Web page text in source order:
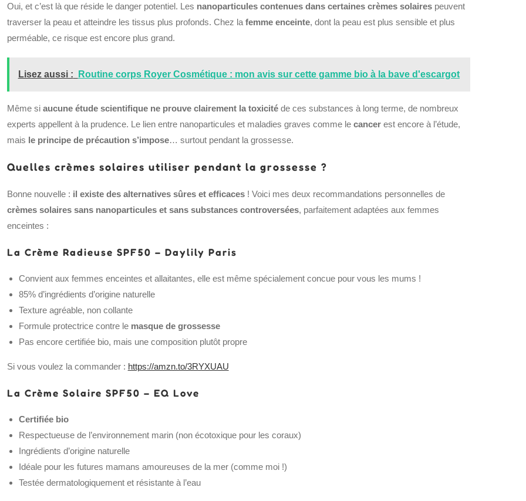
Oui, et c’est là que réside le danger potentiel. Les nanoparticules contenues dans certaines crèmes solairespeuvent
traverser la peau et atteindre les tissus plus profonds. Chez la femme enceinte, dont la peau est plus sensible et plus
perméable, ce risque est encore plus grand.
Lisez aussi : Routine corps Royer Cosmétique : mon avis sur cette gamme bio à la bave d'escargot
Même si aucune étude scientifique ne prouve clairement la toxicitéde ces substances à long terme, de nombreux
experts appellent à la prudence. Le lien entre nanoparticules et maladies graves comme le cancerest encore à l’étude,
mais le principe de précaution s’impose… surtout pendant la grossesse.
Quelles crèmes solaires utiliser pendant la grossesse ?
Bonne nouvelle : il existe des alternatives sûres et efficaces! Voici mes deux recommandations personnelles de
crèmes solaires sans nanoparticules et sans substances controversées, parfaitement adaptées aux femmes
enceintes :
La Crème Radieuse SPF50 – Daylily Paris
Convient aux femmes enceintes et allaitantes, elle est même spécialement concue pour vous les mums !
85% d’ingrédients d’origine naturelle
Texture agréable, non collante
Formule protectrice contre le masque de grossesse
Pas encore certifiée bio, mais une composition plutôt propre
Si vous voulez la commander : https://amzn.to/3RYXUAU
La Crème Solaire SPF50 – EQ Love
Certifiée bio
Respectueuse de l’environnement marin (non écotoxique pour les coraux)
Ingrédients d’origine naturelle
Idéale pour les futures mamans amoureuses de la mer (comme moi !)
Testée dermatologiquement et résistante à l’eau